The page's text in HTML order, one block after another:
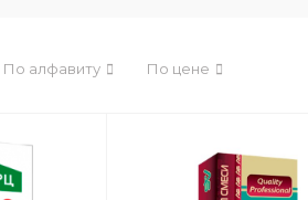
По алфавиту По цене